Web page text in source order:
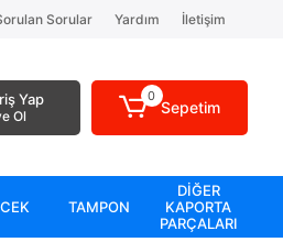
Sorular Yardım İletişim
Yap
Ol
0
Sepetim
TAMPON
DİĞER
KAPORTA
PARÇALARI